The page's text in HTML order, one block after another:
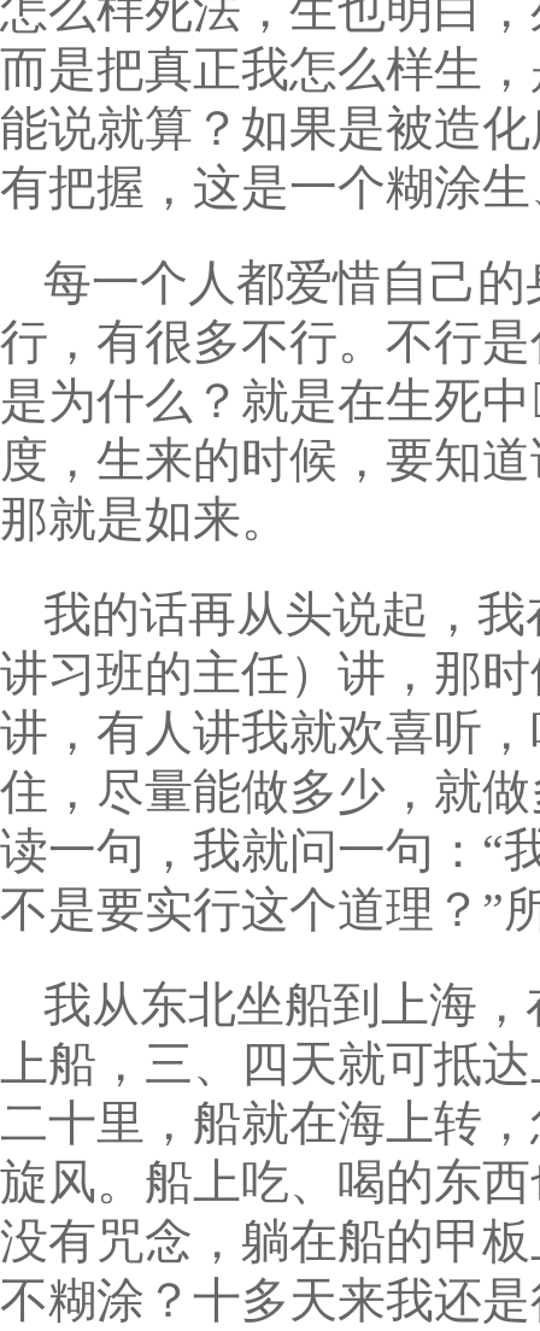
而是把真正我怎么样生
能说就算？如果是被造
有把握，这是一个糊涂
每一个人都爱惜自己
行，有很多不行。不行
是为什么？就是在生死
度，生来的时候，要知
那就是如来。
我的话再从头说起，
讲习班的主任）讲，那
讲，有人讲我就欢喜听
住，尽量能做多少，就
读一句，我就问一句：“
不是要实行这个道理？”
我从东北坐船到上海
上船，三、四天就可抵
二十里，船就在海上转
旋风。船上吃、喝的东
没有咒念，躺在船的甲
不糊涂？十多天来我还